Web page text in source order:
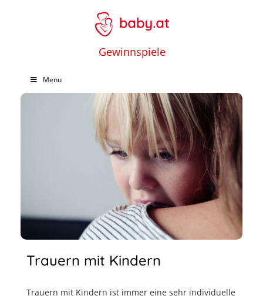
Gewinnspiele
Menu
Trauern mit Kindern
Trauern mit Kindern ist immer eine sehr individuelle